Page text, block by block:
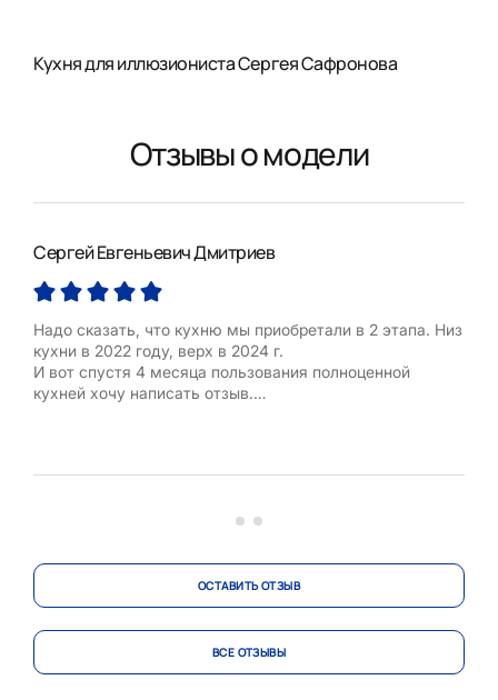
Кухня для иллюзиониста Сергея Сафронова
Отзывы о модели
Сергей Евгеньевич Дмитриев
Надо сказать, что кухню мы приобретали в 2 этапа. Низ
кухни в 2022 году, верх в 2024 г.
И вот спустя 4 месяца пользования полноценной
кухней хочу написать отзыв.
вернулись так же к Евгении. 12 октября был создан
ОСТАВИТЬ ОТЗЫВ
ВСЕ ОТЗЫВЫ